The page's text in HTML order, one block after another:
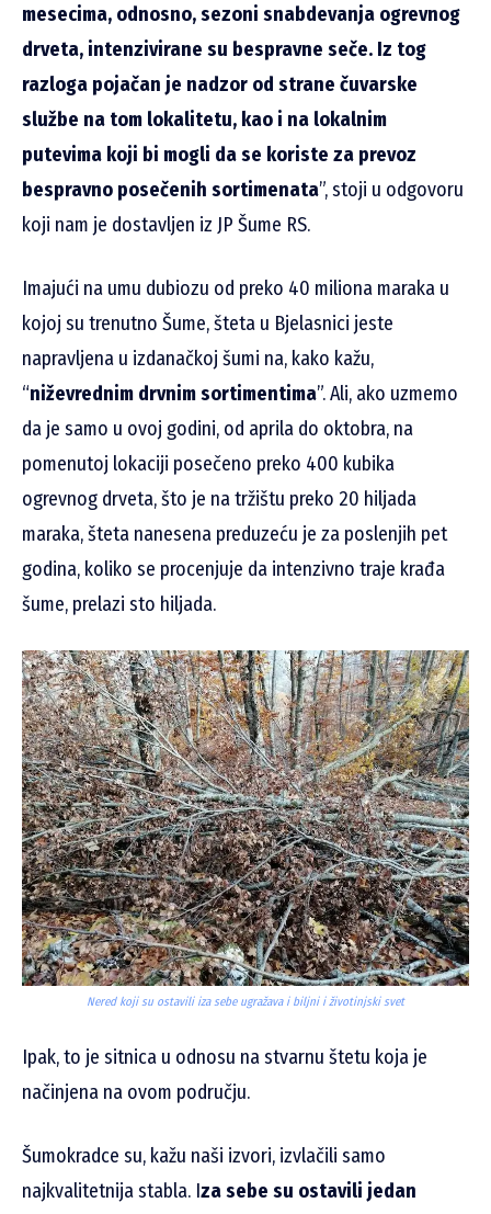
mesecima, odnosno, sezoni snabdevanja ogrevnog
drveta, intenzivirane su bespravne seče. Iz tog
razloga pojačan je nadzor od strane čuvarske
službe na tom lokalitetu, kao i na lokalnim
putevima koji bi mogli da se koriste za prevoz
bespravno posečenih sortimenata”, stoji u odgovoru
koji nam je dostavljen iz JP Šume RS.
Imajući na umu dubiozu od preko 40 miliona maraka u
kojoj su trenutno Šume, šteta u Bjelasnici jeste
napravljena u izdanačkoj šumi na, kako kažu,
“niževrednim drvnim sortimentima”. Ali, ako uzmemo
da je samo u ovoj godini, od aprila do oktobra, na
pomenutoj lokaciji posečeno preko 400 kubika
ogrevnog drveta, što je na tržištu preko 20 hiljada
maraka, šteta nanesena preduzeću je za poslenjih pet
godina, koliko se procenjuje da intenzivno traje krađa
šume, prelazi sto hiljada.
Nered koji su ostavili iza sebe ugražava i biljni i životinjski svet
Ipak, to je sitnica u odnosu na stvarnu štetu koja je
načinjena na ovom području.
Šumokradce su, kažu naši izvori, izvlačili samo
najkvalitetnija stabla. Iza sebe su ostavili jedan